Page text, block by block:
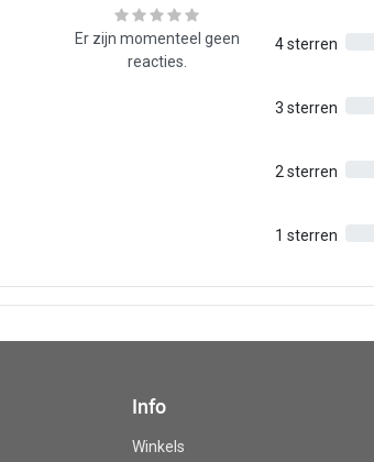
Er zijn momenteel geen
reacties.
4 sterren
3 sterren
2 sterren
1 sterren
Info
Winkels